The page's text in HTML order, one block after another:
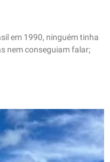
em 1990, ninguém tinha
nem conseguiam falar;